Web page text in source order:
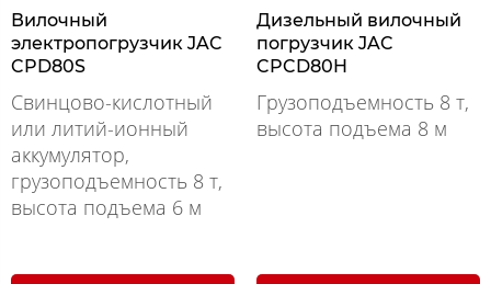
Вилочный
электропогрузчик JAC
CPD80S
Свинцово-кислотный
или литий-ионный
аккумулятор,
грузоподъемность 8 т,
высота подъема 6 м
Дизельный вилочный
погрузчик JAC
CPCD80H
Грузоподъемность 8 т,
высота подъема 8 м